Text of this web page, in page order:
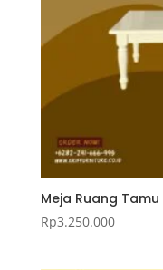
Meja Ruang
Rp3.250.000